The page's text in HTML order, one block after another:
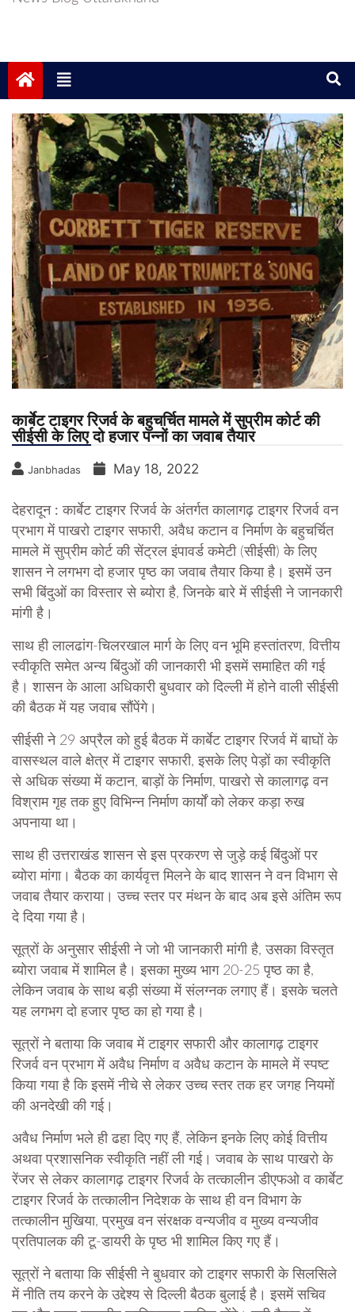
कार्बेट टाइगर रिजर्व के बहुचर्चित मामले में सुप्रीम कोर्ट की
सीईसी के लिए दो हजार पन्नों का जवाब तैयार
Janbhadas May 18, 2022
देहरादून :कार्बेट टाइगर रिजर्व के अंतर्गत कालागढ़ टाइगर रिजर्व वन
प्रभाग में पाखरो टाइगर सफारी, अवैध कटान व निर्माण के बहुचर्चित
मामले में सुप्रीम कोर्ट की सेंट्रल इंपावर्ड कमेटी (सीईसी) के लिए
शासन ने लगभग दो हजार पृष्ठ का जवाब तैयार किया है। इसमें उन
सभी बिंदुओं का विस्तार से ब्योरा है, जिनके बारे में सीईसी ने जानकारी
मांगी है।
साथ ही लालढांग-चिलरखाल मार्ग के लिए वन भूमि हस्तांतरण, वित्तीय
स्वीकृति समेत अन्य बिंदुओं की जानकारी भी इसमें समाहित की गई
है। शासन के आला अधिकारी बुधवार को दिल्ली में होने वाली सीईसी
की बैठक में यह जवाब सौंपेंगे।
सीईसी ने 29 अप्रैल को हुई बैठक में कार्बेट टाइगर रिजर्व में बाघों के
वासस्थल वाले क्षेत्र में टाइगर सफारी, इसके लिए पेड़ों का स्वीकृति
से अधिक संख्या में कटान, बाड़ों के निर्माण, पाखरो से कालागढ़ वन
विश्राम गृह तक हुए विभिन्न निर्माण कार्यों को लेकर कड़ा रुख
अपनाया था।
साथ ही उत्तराखंड शासन से इस प्रकरण से जुड़े कई बिंदुओं पर
ब्योरा मांगा। बैठक का कार्यवृत्त मिलने के बाद शासन ने वन विभाग से
जवाब तैयार कराया। उच्च स्तर पर मंथन के बाद अब इसे अंतिम रूप
दे दिया गया है।
सूत्रों के अनुसार सीईसी ने जो भी जानकारी मांगी है, उसका विस्तृत
ब्योरा जवाब में शामिल है। इसका मुख्य भाग 20-25 पृष्ठ का है,
लेकिन जवाब के साथ बड़ी संख्या में संलग्नक लगाए हैं। इसके चलते
यह लगभग दो हजार पृष्ठ का हो गया है।
सूत्रों ने बताया कि जवाब में टाइगर सफारी और कालागढ़ टाइगर
रिजर्व वन प्रभाग में अवैध निर्माण व अवैध कटान के मामले में स्पष्ट
किया गया है कि इसमें नीचे से लेकर उच्च स्तर तक हर जगह नियमों
की अनदेखी की गई।
अवैध निर्माण भले ही ढहा दिए गए हैं, लेकिन इनके लिए कोई वित्तीय
अथवा प्रशासनिक स्वीकृति नहीं ली गई। जवाब के साथ पाखरो के
रेंजर से लेकर कालागढ़ टाइगर रिजर्व के तत्कालीन डीएफओ व कार्बेट
टाइगर रिजर्व के तत्कालीन निदेशक के साथ ही वन विभाग के
तत्कालीन मुखिया, प्रमुख वन संरक्षक वन्यजीव व मुख्य वन्यजीव
प्रतिपालक की टू-डायरी के पृष्ठ भी शामिल किए गए हैं।
सूत्रों ने बताया कि सीईसी ने बुधवार को टाइगर सफारी के सिलसिले
में नीति तय करने के उद्देश्य से दिल्ली बैठक बुलाई है। इसमें सचिव